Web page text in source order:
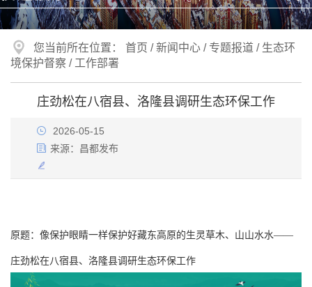
您当前所在位置： 首页 /新闻中心 / 专题报道 / 生态环
境保护督察 / 工作部署
庄劲松在八宿县、洛隆县调研生态环保工作
2026-05-15
来源： 昌都发布
原题： 像保护眼睛一样保护好藏东高原的生灵草木、山山水水——
庄劲松在八宿县、洛隆县调研生态环保工作